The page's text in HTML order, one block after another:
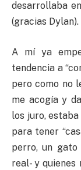
desarrollaba
(gracias Dylan).
A mí ya
tendencia a
pero como no
me acogía y
los juro,
para tener
perro, un gato
real- y quienes